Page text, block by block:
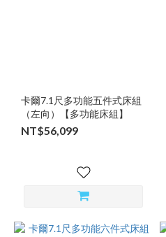
卡爾7.1尺多功能五件式床組
（左向）【多功能床組】
NT$56,099